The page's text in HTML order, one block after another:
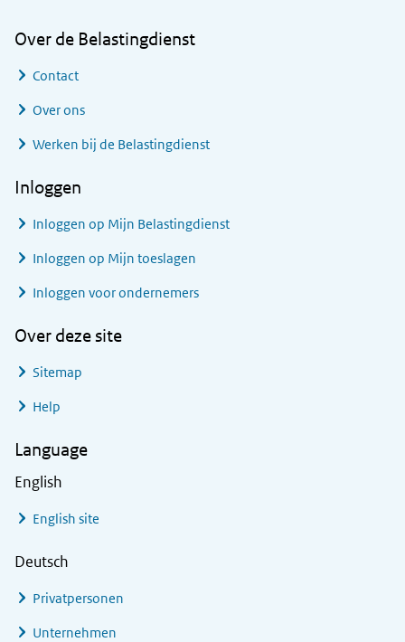
Over de Belastingdienst
Contact
Over ons
Werken bij de Belastingdienst
Inloggen
Inloggen op Mijn Belastingdienst
Inloggen op Mijn toeslagen
Inloggen voor ondernemers
Over deze site
Sitemap
Help
Language
English
English site
Deutsch
Privatpersonen
Unternehmen